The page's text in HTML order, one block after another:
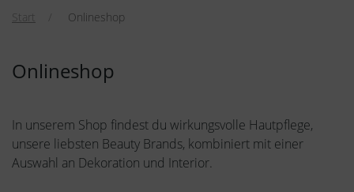
Start Onlineshop
Onlineshop
In unserem Shop findest du wirkungsvolle Hautpflege,
unsere liebsten Beauty Brands, kombiniert mit einer
Auswahl an Dekoration und Interior.